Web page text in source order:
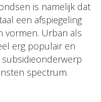
is namelijk dat
een afspiegeling
vormen. Urban als
erg populair en
spectrum.